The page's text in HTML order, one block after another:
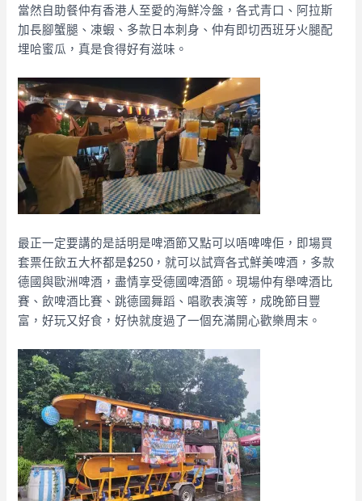
當然自助餐仲有香港人至愛的海鮮冷盤，各式青口、阿拉斯
加長腳蟹腿、凍蝦、多款日本刺身、仲有即切西班牙火腿配
埋哈蜜瓜，真是食得好有滋味。
最正一定要講的是話明是啤酒節又點可以唔啤啤佢，即場買
套票任飲五大杯都是$250，就可以試齊各式鮮美啤酒，多款
德國與歐洲啤酒，盡情享受德國啤酒節。現場仲有舉啤酒比
賽、飲啤酒比賽、跳德國舞蹈、唱歌表演等，成晚節目豐
富，好玩又好食，好快就度過了一個充滿開心歡樂周末。